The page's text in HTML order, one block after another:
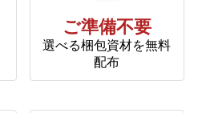
ご準備不要
選べる梱包資材を無料
配布